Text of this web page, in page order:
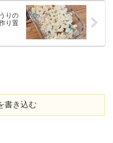
りの
り置
書き込む